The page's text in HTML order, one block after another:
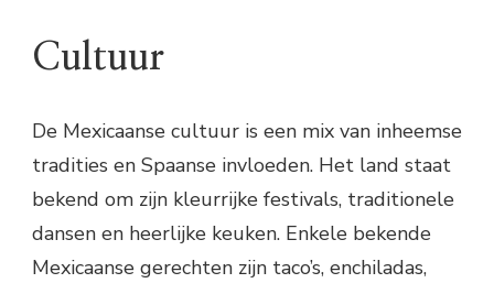
Cultuur
De Mexicaanse cultuur is een mix van inheemse
tradities en Spaanse invloeden. Het land staat
bekend om zijn kleurrijke festivals, traditionele
dansen en heerlijke keuken. Enkele bekende
Mexicaanse gerechten zijn taco’s, enchiladas,